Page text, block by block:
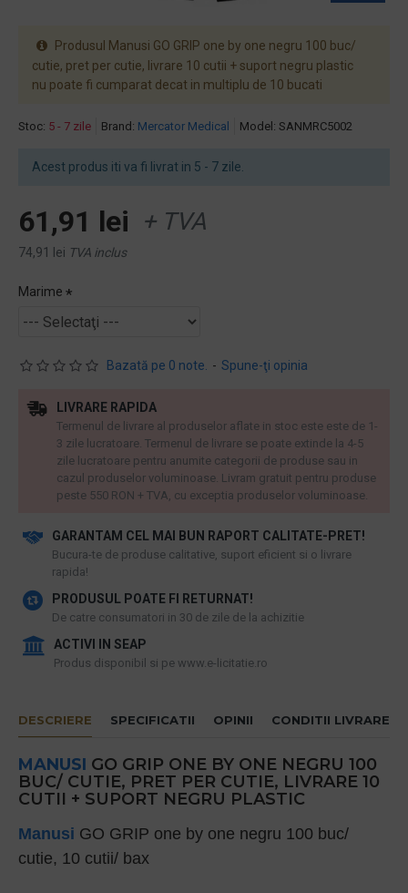
Stoc: 5 - 7 zile Brand: Mercator Medical Model: SANMRC5002
Acest produs iti va fi livrat in 5 - 7 zile.
Bazată pe 0 note. - Spune-ţi opinia
61,91 lei + TVA
74,91 lei TVA inclus
Marime
Produsul Manusi GO GRIP one by one negru 100 buc/
cutie, pret per cutie, livrare 10 cutii + suport negru plastic
nu poate fi cumparat decat in multiplu de 10 bucati
GARANTAM CEL MAI BUN RAPORT CALITATE-PRET!
​Bucura-te de produse calitative, suport eficient si o livrare
rapida!
PRODUSUL POATE FI RETURNAT!
De catre consumatori in 30 de zile de la achizitie
ACTIVI IN SEAP
Produs disponibil si pe www.e-licitatie.ro
LIVRARE RAPIDA
Termenul de livrare al produselor aflate in stoc este este de 1-
3 zile lucratoare. Termenul de livrare se poate extinde la 4-5
zile lucratoare pentru anumite categorii de produse sau in
cazul produselor voluminoase. Livram gratuit pentru produse
peste 550 RON + TVA, cu exceptia produselor voluminoase.
DESCRIERE SPECIFICATII OPINII CONDITII LIVRARE
MANUSI GO GRIP ONE BY ONE NEGRU 100
BUC/ CUTIE, PRET PER CUTIE, LIVRARE 10
CUTII + SUPORT NEGRU PLASTIC
Manusi GO GRIP one by one negru 100 buc/
cutie, 10 cutii/ bax